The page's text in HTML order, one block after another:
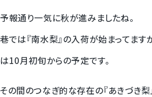
予報通り一気に秋が進みましたね。
巷では『南水梨』の入荷が始まってます
は10月初旬からの予定です。
その間のつなぎ的な存在の『あきづき梨